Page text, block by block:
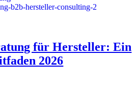
für Hersteller: Ein
2026